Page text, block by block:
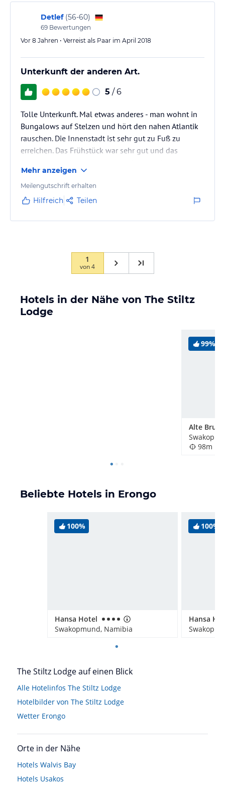
Detlef (56-60)
69 Bewertungen
Vor 8 Jahren • Verreist als Paar im April 2018
Unterkunft der anderen Art.
5 / 6
Tolle Unterkunft. Mal etwas anderes - man wohnt in
Bungalows auf Stelzen und hört den nahen Atlantik
rauschen. Die Innenstadt ist sehr gut zu Fuß zu
erreichen. Das Frühstück war sehr gut und das
wir nur 2 Nächte dort waren.
Mehr anzeigen
Meilengutschrift erhalten
Hilfreich Teilen
1
von4
Hotels in der Nähe von The Stiltz
Lodge
99%
Alte
98m
Beliebte Hotels in Erongo
100%
Hansa Hotel
Swakopmund, Namibia
100%
Hansa
The Stiltz Lodge auf einen Blick
Alle Hotelinfos The Stiltz Lodge
Hotelbilder von The Stiltz Lodge
Wetter Erongo
Orte in der Nähe
Hotels Walvis Bay
Hotels Usakos